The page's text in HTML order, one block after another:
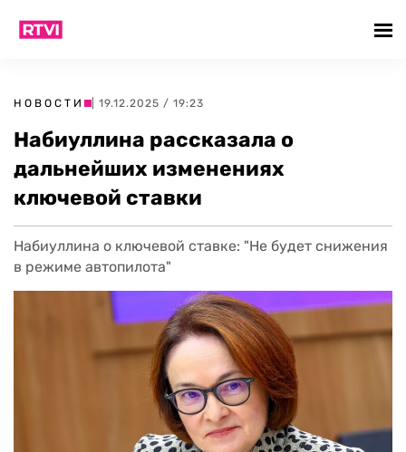
НОВОСТИ | 19.12.2025 / 19:23
Набиуллина рассказала о
дальнейших изменениях
ключевой ставки
Набиуллина о ключевой ставке: "Не будет снижения
в режиме автопилота"